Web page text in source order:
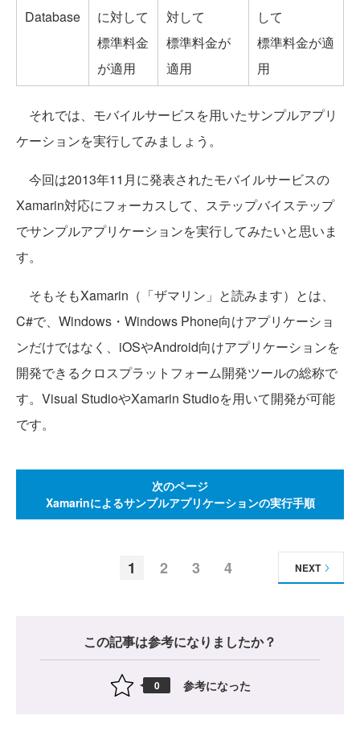
Database
に対して
標準料金
が適用
対して
標準料金が
適用
して
標準料金が適
用
それでは、モバイルサービスを用いたサンプルアプリ
ケーションを実行してみましょう。
今回は2013年11月に発表されたモバイルサービスの
Xamarin対応にフォーカスして、ステップバイステップ
でサンプルアプリケーションを実行してみたいと思いま
す。
そもそもXamarin（「ザマリン」と読みます）とは、
C#で、Windows・Windows Phone向けアプリケーショ
ンだけではなく、iOSやAndroid向けアプリケーションを
開発できるクロスプラットフォーム開発ツールの総称で
す。Visual StudioやXamarin Studioを用いて開発が可能
です。
次のページ
Xamarinによるサンプルアプリケーションの実行手順
1 2 3 4 NEXT
この記事は参考になりましたか？
0 参考になった